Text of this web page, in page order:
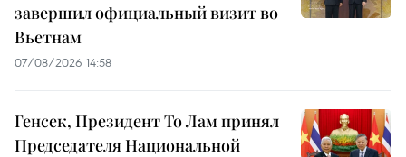
завершил официальный визит во
Вьетнам
07/08/2026 14:58
Генсек, Президент То Лам принял
Председателя Национальной